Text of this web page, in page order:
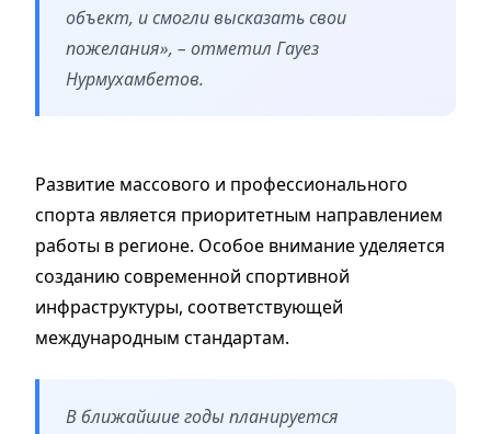
объект, и смогли высказать свои
пожелания», – отметил Гауез
Нурмухамбетов.
Развитие массового и профессионального
спорта является приоритетным направлением
работы в регионе. Особое внимание уделяется
созданию современной спортивной
инфраструктуры, соответствующей
международным стандартам.
В ближайшие годы планируется